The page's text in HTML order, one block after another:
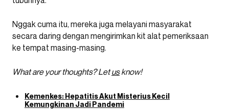
Nggak cuma itu, mereka juga melayani masyarakat
secara daring dengan mengirimkan kit alat pemeriksaan
ke tempat masing-masing.
What are your thoughts? Letusknow!
Kemenkes: Hepatitis Akut Misterius Kecil
Kemungkinan Jadi Pandemi